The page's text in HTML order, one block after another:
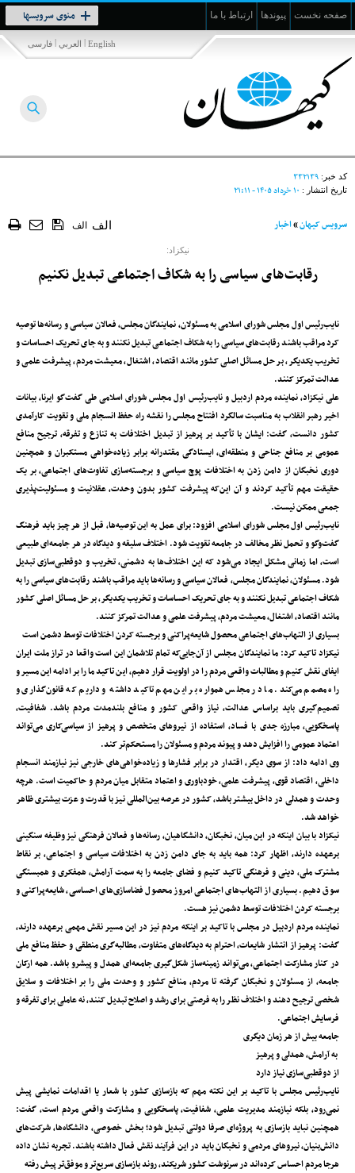
صفحه نخست پیوندها ارتباط با ما منوی سرویسها
Toggle
navigation
فارسی | العربي | English
کد خبر: ۳۳۲۱۳۹
تاریخ انتشار : ۱۰ خرداد ۱۴۰۵ - ۲۱:۱۱
سرویس کیهان»اخبار الف الف
نیکزاد:
رقابت‌های سیاسی را به شکاف اجتماعی تبدیل نکنیم
نایب‌رئیس اول مجلس شورای اسلامی به مسئولان، نمایندگان مجلس، فعالان سیاسی و رسانه‌ها توصیه
کرد مراقب باشند رقابت‌های سیاسی را به شکاف اجتماعی تبدیل نکنند و به جای تحریک احساسات و
تخریب یکدیگر، بر حل مسائل اصلی کشور مانند اقتصاد، اشتغال، معیشت مردم، پیشرفت علمی و
عدالت تمرکز کنند.
علی نیکزاد، نماینده مردم اردبیل و نایب‌رئیس اول مجلس شورای اسلامی طی گفت‌گو ایرنا، بیانات
اخیر رهبر انقلاب به مناسبت سالگرد افتتاح مجلس را نقشه راه حفظ انسجام ملی و تقویت کارآمدی
کشور دانست، گفت: ایشان با تأکید بر پرهیز از تبدیل اختلافات به تنازع و تفرقه، ترجیح منافع
عمومی بر منافع جناحی و منطقه‌ای، ایستادگی مقتدرانه برابر زیاده‌خواهی مستکبران و همچنین
دوری نخبگان از دامن زدن به اختلافات پوچ سیاسی و برجسته‌سازی تفاوت‌های اجتماعی، بر یک
حقیقت مهم تأکید کردند و آن این‌که پیشرفت کشور بدون وحدت، عقلانیت و مسئولیت‌پذیری
جمعی ممکن نیست.
نایب‌رئیس اول مجلس شورای اسلامی افزود: برای عمل به این توصیه‌ها، قبل از هر چیز باید فرهنگ
گفت‌وگو و تحمل نظر مخالف در جامعه تقویت شود. اختلاف سلیقه و دیدگاه در هر جامعه‌ای طبیعی
است، اما زمانی مشکل ایجاد می‌شود که این اختلاف‌ها به دشمنی، تخریب و دوقطبی‌سازی تبدیل
شود. مسئولان، نمایندگان مجلس، فعالان سیاسی و رسانه‌ها باید مراقب باشند رقابت‌های سیاسی را به
شکاف اجتماعی تبدیل نکنند و به جای تحریک احساسات و تخریب یکدیگر، بر حل مسائل اصلی کشور
مانند اقتصاد، اشتغال، معیشت مردم، پیشرفت علمی و عدالت تمرکز کنند.
بسیاری از التهاب‌های اجتماعی محصول شایعه‌پراکنی و برجسته کردن اختلافات توسط دشمن است
نیکزاد تاکید کرد: ما نمایندگان مجلس از آن‌جایی‌که تمام تلاشمان این است واقعا در تراز ملت ایران
ایفای نقش کنیم و مطالبات واقعی مردم را در اولویت قرار دهیم، این تاکید ما را بر ادامه این مسیر و
راه مصمم می‌کند. ما در مجلس همواره بر این مهم تاکید داشته و داریم که قانون‌گذاری و
تصمیم‌گیری باید براساس عدالت، نیاز واقعی کشور و منافع بلندمدت مردم باشد. شفافیت،
پاسخگویی، مبارزه جدی با فساد، استفاده از نیروهای متخصص و پرهیز از سیاسی‌کاری می‌تواند
اعتماد عمومی را افزایش دهد و پیوند مردم و مسئولان را مستحکم‌تر کند.
وی ادامه داد: از سوی دیگر، اقتدار در برابر فشارها و زیاده‌خواهی‌های خارجی نیز نیازمند انسجام
داخلی، اقتصاد قوی، پیشرفت علمی، خودباوری و اعتماد متقابل میان مردم و حاکمیت است. هرچه
وحدت و همدلی در داخل بیشتر باشد، کشور در عرصه بین‌المللی نیز با قدرت و عزت بیشتری ظاهر
خواهد شد.
نیکزاد با بیان اینکه در این میان، نخبگان، دانشگاهیان، رسانه‌ها و فعالان فرهنگی نیز وظیفه سنگینی
برعهده‌ دارند، اظهار کرد: همه باید به جای دامن زدن به اختلافات سیاسی و اجتماعی، بر نقاط
مشترک ملی، دینی و فرهنگی تاکید کنیم و فضای جامعه را به سمت آرامش، همفکری و همبستگی
سوق دهیم. بسیاری از التهاب‌های اجتماعی امروز محصول فضاسازی‌های احساسی، شایعه‌پراکنی و
برجسته کردن اختلافات توسط دشمن نیز هست.
نماینده مردم اردبیل در مجلس با تاکید بر اینکه مردم نیز در این مسیر نقش مهمی برعهده‌ دارند،
گفت: پرهیز از انتشار شایعات، احترام به دیدگاه‌های متفاوت، مطالبه‌گری منطقی و حفظ منافع ملی
در کنار مشارکت اجتماعی، می‌تواند زمینه‌ساز شکل‌گیری جامعه‌ای همدل و پیشرو باشد. همه ارکان
جامعه، از مسئولان و نخبگان گرفته تا مردم، منافع کشور و وحدت ملی را بر اختلافات و سلایق
شخصی ترجیح دهند و اختلاف نظر را به فرصتی برای رشد و اصلاح تبدیل کنند، نه عاملی برای تفرقه و
فرسایش اجتماعی.
جامعه بیش از هر زمان دیگری
به آرامش، همدلی و پرهیز
از دوقطبی‌سازی نیاز دارد
نایب‌رئیس‌ مجلس با تاکید بر این نکته مهم که بازسازی کشور با شعار یا اقدامات نمایشی پیش
نمی‌رود، بلکه نیازمند مدیریت علمی، شفافیت، پاسخگویی و مشارکت واقعی مردم است، گفت:
همچنین نباید بازسازی به پروژه‌ای صرفا دولتی تبدیل شود؛ بخش خصوصی، دانشگاه‌ها، شرکت‌های
دانش‌بنیان، نیروهای مردمی و نخبگان باید در این فرآیند نقش فعال داشته باشند. تجربه نشان داده
هرجا مردم احساس کرده‌اند در سرنوشت کشور شریکند، روند بازسازی سریع‌تر و موفق‌تر پیش رفته